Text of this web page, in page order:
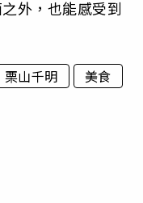
外，也能感受到
栗山千明
美食